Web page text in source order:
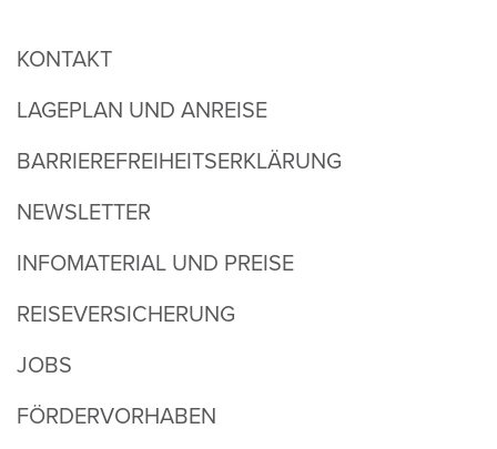
KONTAKT
LAGEPLAN UND ANREISE
BARRIEREFREIHEITSERKLÄRUNG
NEWSLETTER
INFOMATERIAL UND PREISE
REISEVERSICHERUNG
JOBS
FÖRDERVORHABEN